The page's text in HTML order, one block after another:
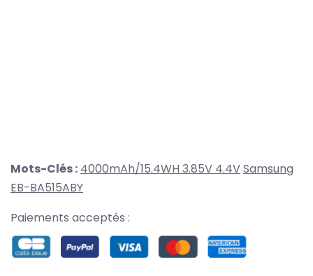
Mots-Clés : 4000mAh/15.4WH 3.85V 4.4VSamsung
EB-BA515ABY
Paiements acceptés :